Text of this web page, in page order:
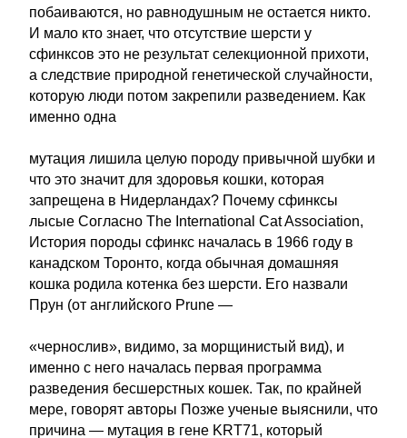
побаиваются, но равнодушным не остается никто.
И мало кто знает, что отсутствие шерсти у
сфинксов это не результат селекционной прихоти,
а следствие природной генетической случайности,
которую люди потом закрепили разведением. Как
именно одна
мутация лишила целую породу привычной шубки и
что это значит для здоровья кошки, которая
запрещена в Нидерландах? Почему сфинксы
лысые Согласно The International Cat Association,
История породы сфинкс началась в 1966 году в
канадском Торонто, когда обычная домашняя
кошка родила котенка без шерсти. Его назвали
Прун (от английского Prune —
«чернослив», видимо, за морщинистый вид), и
именно с него началась первая программа
разведения бесшерстных кошек. Так, по крайней
мере, говорят авторы Позже ученые выяснили, что
причина — мутация в гене KRT71, который